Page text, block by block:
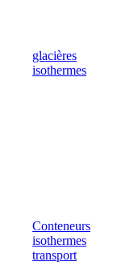
glacières
isothermes
Conteneurs
isothermes
transport